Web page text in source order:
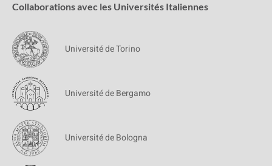
Collaborations avec les Universités Italiennes
Université de Torino
Université de Bergamo
Université de Bologna